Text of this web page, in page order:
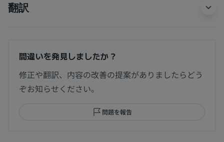
翻訳
間違いを発見しましたか？
修正や翻訳、内容の改善の提案がありましたらどう
ぞお知らせください。
問題を報告